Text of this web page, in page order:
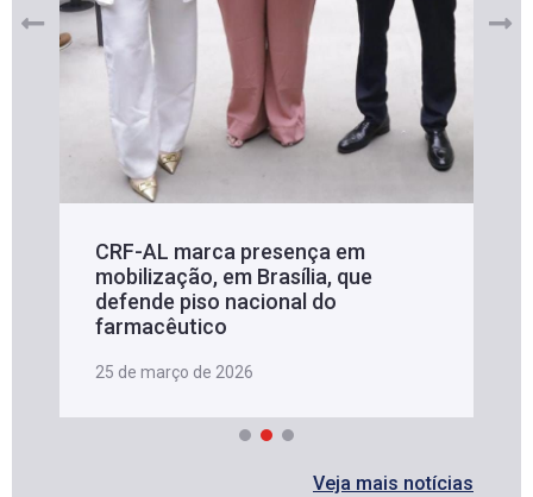
CRF-AL marca presença em
mobilização, em Brasília, que
defende piso nacional do
farmacêutico
25 de março de 2026
Veja mais notícias